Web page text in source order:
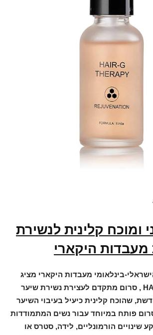
ומוכח קלינית לנשירת
היקארי
בינלאומי מעבדות היקארי מציג
, סרום מתקדם לעצירת נשירת שיער
שהוכח קלינית כיעיל בעיבוי השיער
מ-40%. הסרום פותח במיוחד עבור נשים המתמודדות
שינויים הורמונליים, לידה, סטרס או